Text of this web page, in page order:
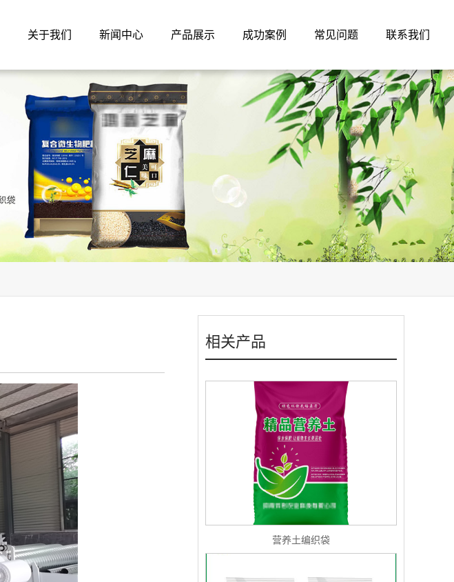
关于我们 新闻中心 产品展示 成功案例 常见问题 联系我们
相关产品
营养土编织袋